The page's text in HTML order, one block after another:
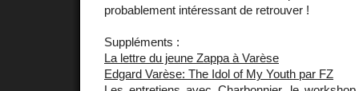
probablement intéressant de retrouver !
Suppléments :
La lettre du jeune Zappa à Varèse
Edgard Varèse: The Idol of My Youth par FZ